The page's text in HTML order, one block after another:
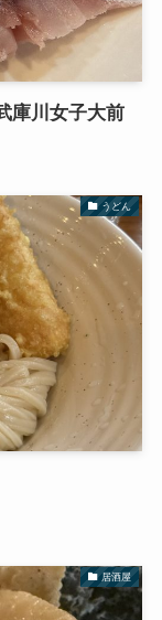
庫川女子大前
うどん
居酒屋